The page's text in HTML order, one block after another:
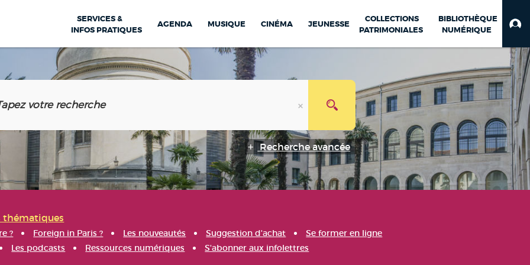
SERVICES &
INFOS PRATIQUES
AGENDA MUSIQUE CINÉMA JEUNESSE
COLLECTIONS
PATRIMONIALES
BIBLIOTHÈQUE
NUMÉRIQUE
Recherche avancée
thématiques
? Foreign in Paris ? Les nouveautés Suggestion d'achat
Se former en ligne
Les podcasts Ressources numériques S'abonner aux infolettres